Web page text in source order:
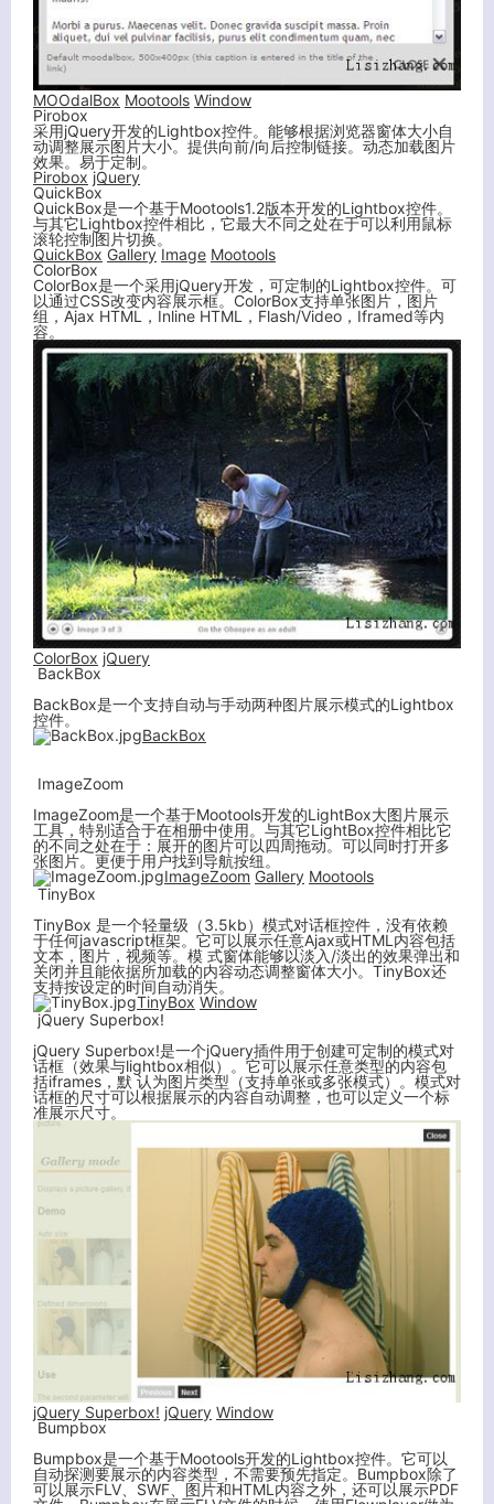
MOOdalBox Mootools Window
Pirobox
采用jQuery开发的Lightbox控件。能够根据浏览器窗体大小自
动调整展示图片大小。提供向前/向后控制链接。动态加载图片
效果。易于定制。
Pirobox jQuery
QuickBox
QuickBox是一个基于Mootools1.2版本开发的Lightbox控件。
与其它Lightbox控件相比，它最大不同之处在于可以利用鼠标
滚轮控制图片切换。
QuickBox Gallery Image Mootools
ColorBox
ColorBox是一个采用jQuery开发，可定制的Lightbox控件。可
以通过CSS改变内容展示框。ColorBox支持单张图片，图片
组，Ajax HTML，Inline HTML，Flash/Video，Iframed等内
容。
ColorBox jQuery
BackBox
BackBox是一个支持自动与手动两种图片展示模式的Lightbox
控件。
BackBox
ImageZoom
ImageZoom是一个基于Mootools开发的LightBox大图片展示
工具，特别适合于在相册中使用。与其它LightBox控件相比它
的不同之处在于：展开的图片可以四周拖动。可以同时打开多
张图片。更便于用户找到导航按纽。
ImageZoom Gallery Mootools
TinyBox
TinyBox 是一个轻量级（3.5kb）模式对话框控件，没有依赖
于任何javascript框架。它可以展示任意Ajax或HTML内容包括
文本，图片，视频等。模 式窗体能够以淡入/淡出的效果弹出和
关闭并且能依据所加载的内容动态调整窗体大小。TinyBox还
支持按设定的时间自动消失。
TinyBox Window
jQuery Superbox!
jQuery Superbox!是一个jQuery插件用于创建可定制的模式对
话框（效果与lightbox相似）。它可以展示任意类型的内容包
括iframes，默 认为图片类型（支持单张或多张模式）。模式对
话框的尺寸可以根据展示的内容自动调整，也可以定义一个标
准展示尺寸。
jQuery Superbox! jQuery Window
Bumpbox
Bumpbox是一个基于Mootools开发的Lightbox控件。它可以
自动探测要展示的内容类型，不需要预先指定。Bumpbox除了
可以展示FLV、SWF、图片和HTML内容之外，还可以展示PDF
关闭弹窗